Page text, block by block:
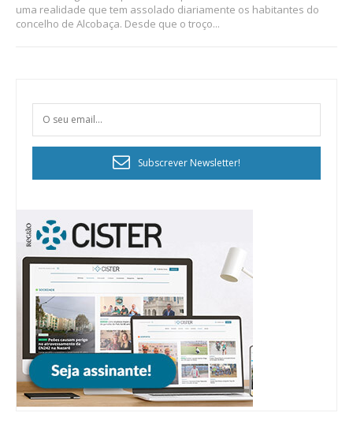
uma realidade que tem assolado diariamente os habitantes do
concelho de Alcobaça. Desde que o troço...
Subscrever Newsletter!